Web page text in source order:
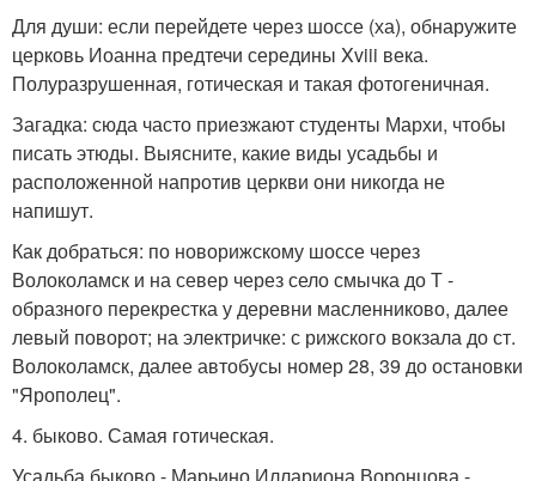
Для души: если перейдете через шоссе (ха), обнаружите
церковь Иоанна предтечи середины Xviii века.
Полуразрушенная, готическая и такая фотогеничная.
Загадка: сюда часто приезжают студенты Мархи, чтобы
писать этюды. Выясните, какие виды усадьбы и
расположенной напротив церкви они никогда не
напишут.
Как добраться: по новорижскому шоссе через
Волоколамск и на север через село смычка до Т -
образного перекрестка у деревни масленниково, далее
левый поворот; на электричке: с рижского вокзала до ст.
Волоколамск, далее автобусы номер 28, 39 до остановки
"Ярополец".
4. быково. Самая готическая.
Усадьба быково - Марьино Иллариона Воронцова -